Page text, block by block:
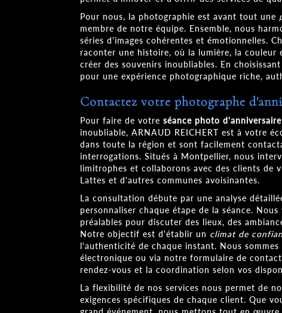
Pour nous, la photographie est avant tout une
membre de notre équipe. Ensemble, nous
séries d'images cohérentes et émotionnelles.
raconter une histoire, où la lumière, la couleur
créer des souvenirs inoubliables. En
pour une expérience photographique riche,
Contactez votre photographe
Pour faire de votreséance photo
inoubliable, ARNAUD REICHERT est à votre
dans toute la région et sont facilement
interrogations. Situés à Montpellier, nous
limitrophes et collaborons avec des clients de
Lattes et d'autres communes avoisinantes.
La consultation débute par une analyse
personnaliser chaque étape de la séance.
préalables pour discuter des lieux, des
Notre objectif est d'établir un climat de
l'authenticité de chaque instant. Nous
électronique ou via notre formulaire de
rendez-vous et la coordination selon vos
La flexibilité de nos services nous permet de
exigences spécifiques de chaque client. Que